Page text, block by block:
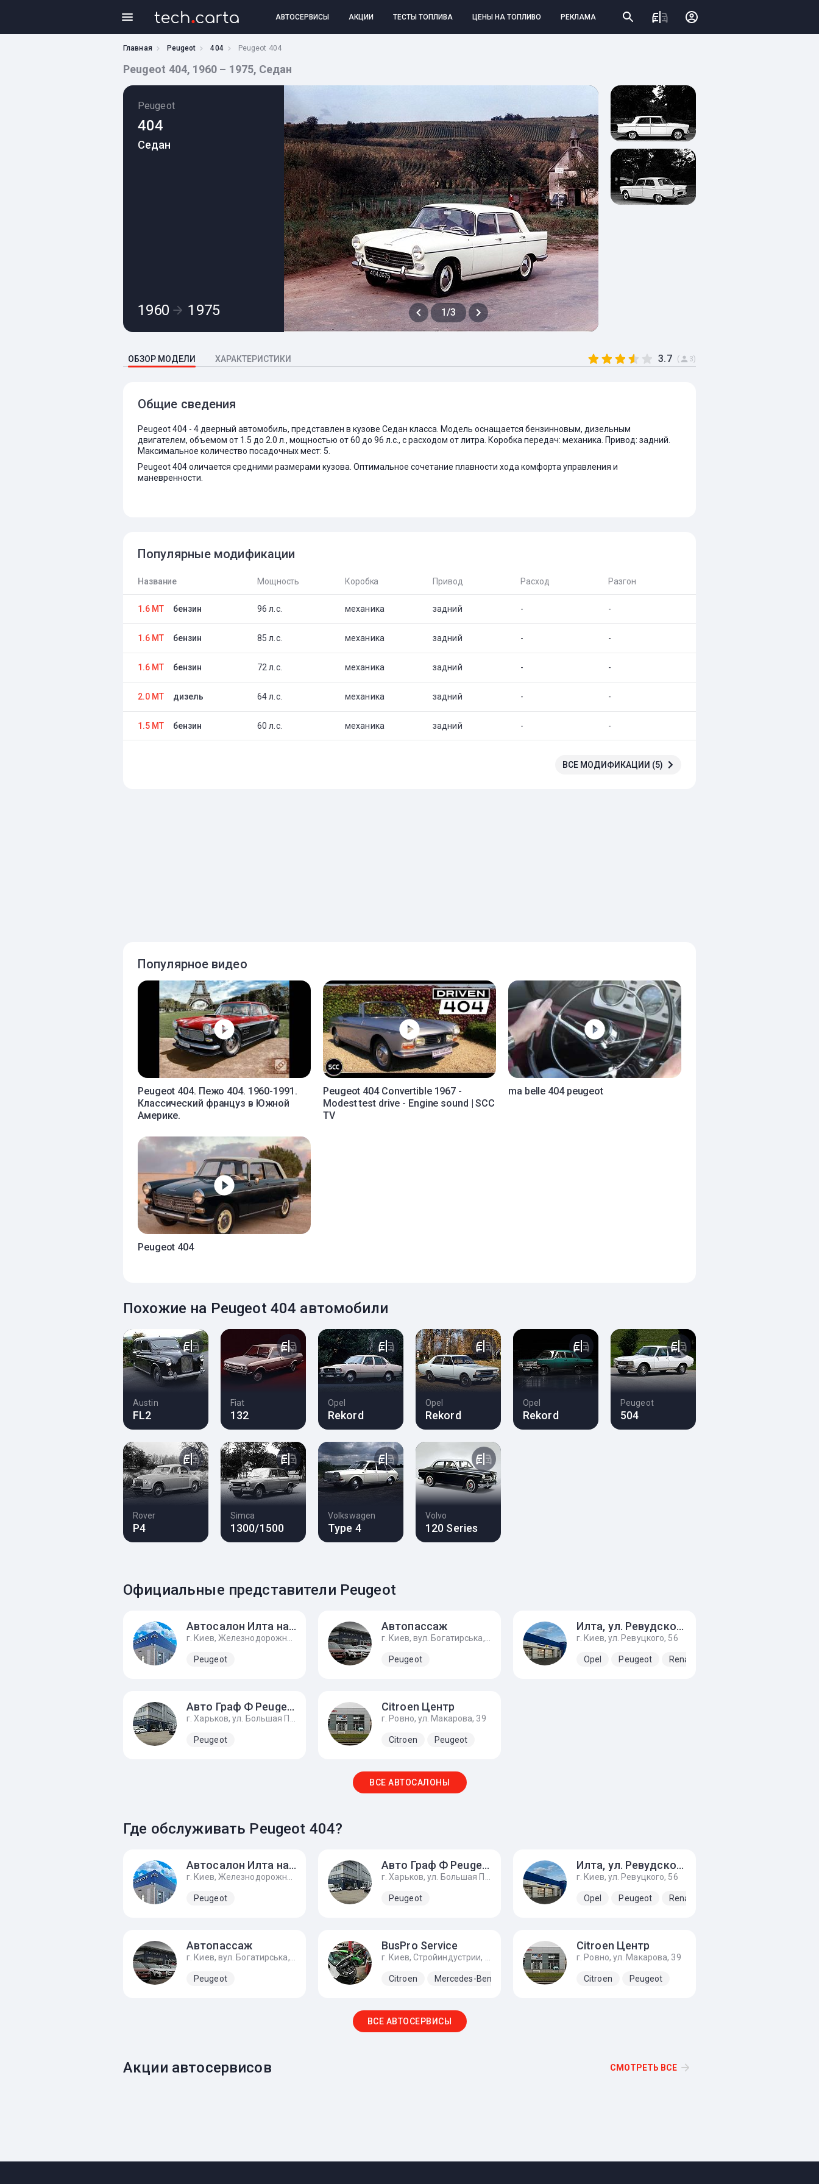
АВТОСЕРВИСЫ АКЦИИ ТЕСТЫ ТОПЛИВА ЦЕНЫ НА ТОПЛИВО РЕКЛАМА
Главная Peugeot 404 Peugeot 404
Peugeot 404, 1960 – 1975, Седан
Peugeot
404
Седан
1960 1975 1/3
ОБЗОР МОДЕЛИ ХАРАКТЕРИСТИКИ 3.7 ( 3)
Общие сведения
Peugeot 404 - 4 дверный автомобиль, представлен в кузове Седан класса. Модель оснащается бензинновым, дизельным
двигателем, объемом от 1.5 до 2.0 л., мощностью от 60 до 96 л.с., с расходом от литра. Коробка передач: механика. Привод: задний.
Максимальное количество посадочных мест: 5.
Peugeot 404 оличается средними размерами кузова. Оптимальное сочетание плавности хода комфорта управления и
маневренности.
Популярные модификации
Название Мощность Коробка Привод Расход Разгон
1.6 MT бензин 96 л.с. механика задний - -
1.6 MT бензин 85 л.с. механика задний - -
1.6 MT бензин 72 л.с. механика задний - -
2.0 MT дизель 64 л.с. механика задний - -
1.5 MT бензин 60 л.с. механика задний - -
ВСЕ МОДИФИКАЦИИ (5)
Популярное видео
Peugeot 404. Пежо 404. 1960-1991.
Классический француз в Южной
Америке.
Peugeot 404 Convertible 1967 -
Modest test drive - Engine sound | SCC
TV
ma belle 404 peugeot
Peugeot 404
Похожие на Peugeot 404 автомобили
Austin
FL2
Fiat
132
Opel
Rekord
Opel
Rekord
Opel
Rekord
Peugeot
504
Rover
P4
Simca
1300/1500
Volkswagen
Type 4
Volvo
120 Series
Официальные представители Peugeot
Автосалон Илта на Печерске
Peugeot
Автопассаж
Peugeot
Илта, ул. Ревудского 56
г. Киев, ул. Ревуцкого, 56
Opel Peugeot Renault
Авто Граф Ф Peugeot
Peugeot
Citroen Центр
г. Ровно, ул. Макарова, 39
Citroen Peugeot
ВСЕ АВТОСАЛОНЫ
Где обслуживать Peugeot 404?
Автосалон Илта на Печерске
Peugeot
Авто Граф Ф Peugeot
Peugeot
Илта, ул. Ревудского 56
г. Киев, ул. Ревуцкого, 56
Opel Peugeot Renault
Автопассаж
Peugeot
BusPro Service
Citroen Mercedes-Benz Nissan Opel Peugeot Renault
Citroen Центр
г. Ровно, ул. Макарова, 39
Citroen Peugeot
ВСЕ АВТОСЕРВИСЫ
Акции автосервисов СМОТРЕТЬ ВСЕ